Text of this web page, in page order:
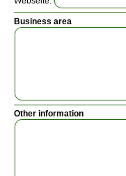
Business area
Other information